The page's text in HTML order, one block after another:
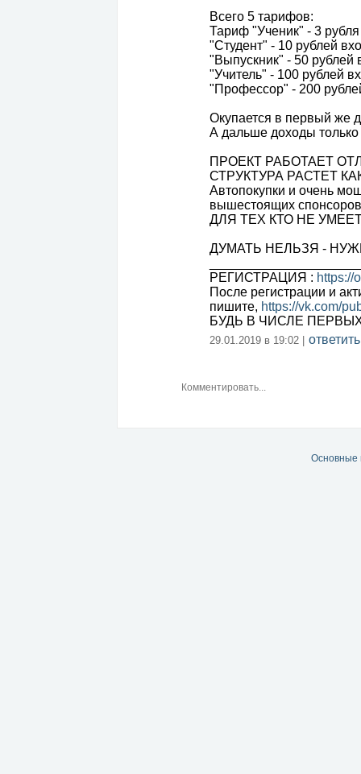
Всего 5 тарифов:
Тариф "Ученик" - 3
"Студент" - 10 рублей
"Выпускник" - 50 рублей
"Учитель" - 100 рублей
"Профессор" - 200
Окупается в первый же
А дальше доходы только
ПРОЕКТ РАБОТАЕТ
СТРУКТУРА РАСТЕТ
Автопокупки и очень
вышестоящих
ДЛЯ ТЕХ КТО НЕ
ДУМАТЬ НЕЛЬЗЯ -
РЕГИСТРАЦИЯ : https://
После регистрации и
пишите, https://vk.com/
БУДЬ В ЧИСЛЕ
29.01.2019 в 19:02 | ответить
Основные